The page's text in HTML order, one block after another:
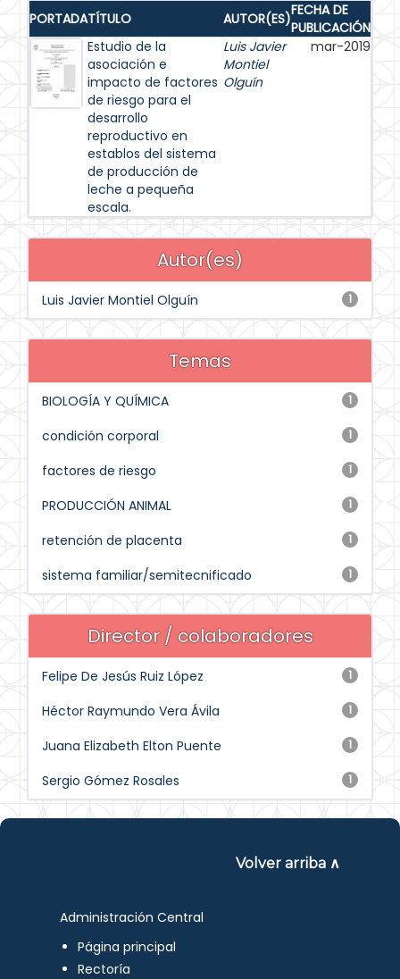
PORTADATÍTULO AUTOR(ES)FECHA DE
PUBLICACIÓN
Estudio de la
asociación e
impacto de factores
de riesgo para el
desarrollo
reproductivo en
establos del sistema
de producción de
leche a pequeña
escala.
Luis Javier
Montiel
Olguín
mar-2019
Autor(es)
1
Luis Javier Montiel Olguín
Temas
1
BIOLOGÍA Y QUÍMICA
1
condición corporal
1
factores de riesgo
1
PRODUCCIÓN ANIMAL
1
retención de placenta
1
sistema familiar/semitecnificado
Director / colaboradores
1
Felipe De Jesús Ruiz López
1
Héctor Raymundo Vera Ávila
1
Juana Elizabeth Elton Puente
1
Sergio Gómez Rosales
Volver arriba ∧
Administración Central
Página principal
Rectoría